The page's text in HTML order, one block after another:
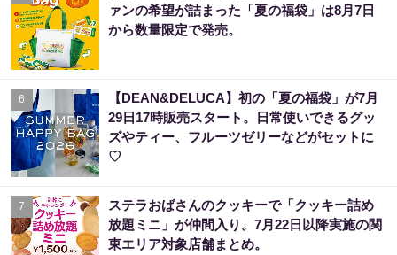
ァンの希望が詰まった「夏の福袋」は8月7日
から数量限定で発売。
6
【DEAN&DELUCA】初の「夏の福袋」が7月
29日17時販売スタート。日常使いできるグッ
ズやティー、フルーツゼリーなどがセットに
♡
7
ステラおばさんのクッキーで「クッキー詰め
放題ミニ」が仲間入り。7月22日以降実施の関
東エリア対象店舗まとめ。